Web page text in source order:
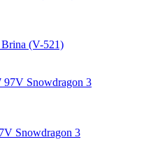
(V-521)
Snowdragon 3